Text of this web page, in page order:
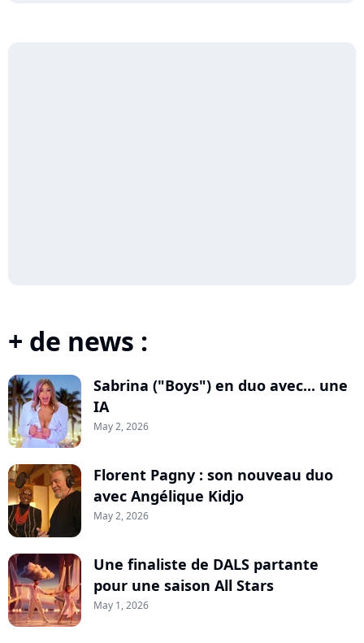
+ de news :
Sabrina ("Boys") en duo avec... une
IA
May 2, 2026
Florent Pagny : son nouveau duo
avec Angélique Kidjo
May 2, 2026
Une finaliste de DALS partante
pour une saison All Stars
May 1, 2026